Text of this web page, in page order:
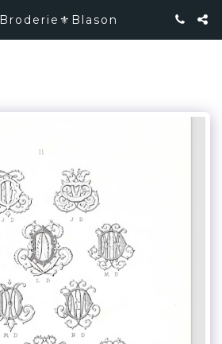
Broderie⚜️Blason